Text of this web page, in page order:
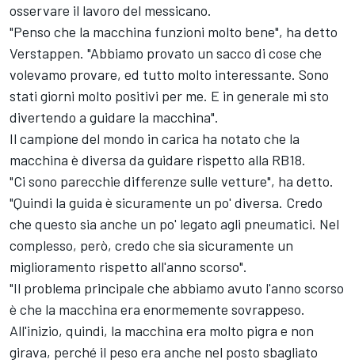
osservare il lavoro del messicano.
"Penso che la macchina funzioni molto bene", ha detto
Verstappen. "Abbiamo provato un sacco di cose che
volevamo provare, ed tutto molto interessante. Sono
stati giorni molto positivi per me. E in generale mi sto
divertendo a guidare la macchina".
Il campione del mondo in carica ha notato che la
macchina è diversa da guidare rispetto alla RB18.
"Ci sono parecchie differenze sulle vetture", ha detto.
"Quindi la guida è sicuramente un po' diversa. Credo
che questo sia anche un po' legato agli pneumatici. Nel
complesso, però, credo che sia sicuramente un
miglioramento rispetto all'anno scorso".
"Il problema principale che abbiamo avuto l'anno scorso
è che la macchina era enormemente sovrappeso.
All'inizio, quindi, la macchina era molto pigra e non
girava, perché il peso era anche nel posto sbagliato